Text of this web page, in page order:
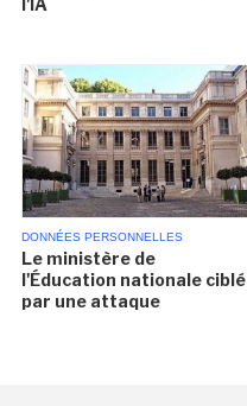
DONNÉES PERSONNELLES
Le ministère de
l'Éducation nationale ciblé
par une attaque